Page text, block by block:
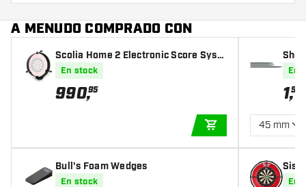
A MENUDO COMPRADO CON
Scolia Home 2 Electronic Score Syste
m + Light - Dart Scoreboard
En stock
990,95
AÑADIR A LA
Bull's Foam Wedges
En stock
En
1,50
45 mm
ore
En